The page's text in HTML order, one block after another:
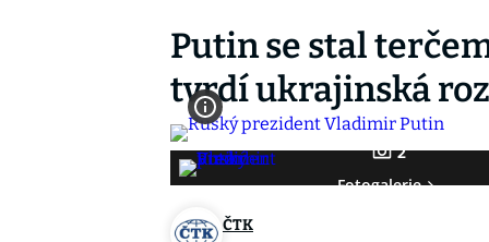
Putin se stal
tvrdí ukrajinská
2
Fotogalerie
ČTK